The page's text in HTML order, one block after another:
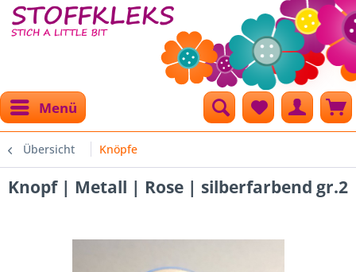
Menü
Übersicht Knöpfe
Knopf | Metall | Rose | silberfarbend gr.2